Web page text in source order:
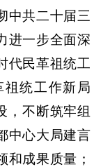
中共二十届三
进一步全面深
代民革祖统工
统工作新局
，不断筑牢组
中心大局建言
和成果质量；